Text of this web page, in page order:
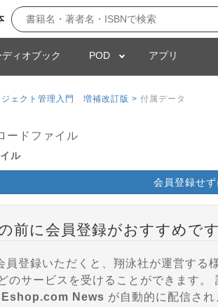
ディオブック POD アプリ
ジェクト管理入門 増補改訂版 > 付属データ
ードファイル
ル
会員登録せ
前に会員登録がおすすめです
登録いただくと、翔泳社が運営する
参
News が自動的に配信さ